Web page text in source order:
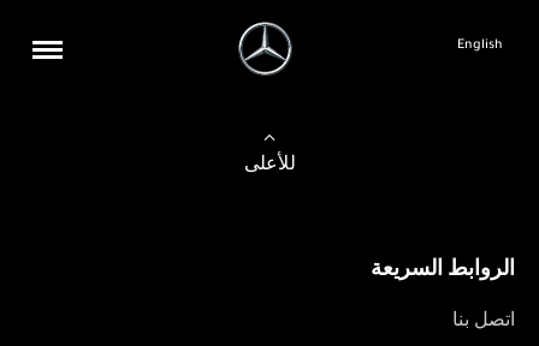
English
للأعلى
الروابط السريعة
اتصل بنا